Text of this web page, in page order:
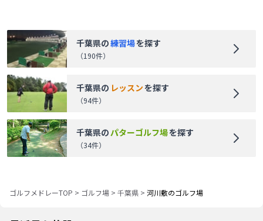
千葉県の練習場を探す
（190件）
千葉県の レッスンを探す
（94件）
千葉県のパターゴルフ場を探す
（34件）
ゴルフメドレーTOP > ゴルフ場 > 千葉県 > 河川敷のゴルフ場